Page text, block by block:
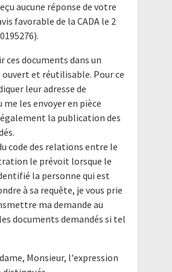
aucune réponse de votre
favorable de la CADA le 2
ces documents dans un
et réutilisable. Pour ce
leur adresse de
les envoyer en pièce
la publication des
code des relations entre le
le prévoit lorsque le
la personne qui est
à sa requête, je vous prie
ma demande au
documents demandés si tel
Monsieur, l'expression